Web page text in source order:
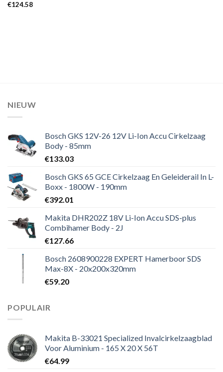
€124.58
NIEUW
Bosch GKS 12V-26 12V Li-Ion Accu Cirkelzaag
Body - 85mm
€133.03
Bosch GKS 65 GCE Cirkelzaag En Geleiderail In L-
Boxx - 1800W - 190mm
€392.01
Makita DHR202Z 18V Li-Ion Accu SDS-plus
Combihamer Body - 2J
€127.66
Bosch 2608900228 EXPERT Hamerboor SDS
Max-8X - 20x200x320mm
€59.20
POPULAIR
Makita B-33021 Specialized Invalcirkelzaagblad
Voor Aluminium - 165 X 20 X 56T
€64.99